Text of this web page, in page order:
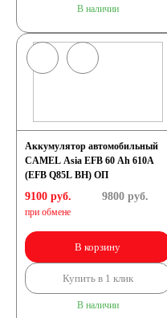
В наличии
Аккумулятор автомобильный
CAMEL Asia EFB 60 Ah 610A
(EFB Q85L BH) ОП
9100 руб.
при обмене
9800руб.
В корзину
Купить в 1 клик
В наличии